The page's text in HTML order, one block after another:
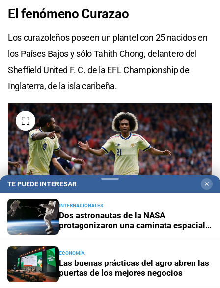
El fenómeno Curazao
Los curazoleños poseen un plantel con 25 nacidos en
los Países Bajos y sólo Tahith Chong, delantero del
Sheffield United F. C. de la EFL Championship de
Inglaterra, de la isla caribeña.
Tahith Chong. Crédito: Reuters/Lee Smith
TE PUEDE INTERESAR ✕
INTERNACIONALES
Dos astronautas de la NASA
protagonizaron una caminata espacial
ECONOMÍA
Las buenas prácticas del agro abren las
puertas de los mejores negocios